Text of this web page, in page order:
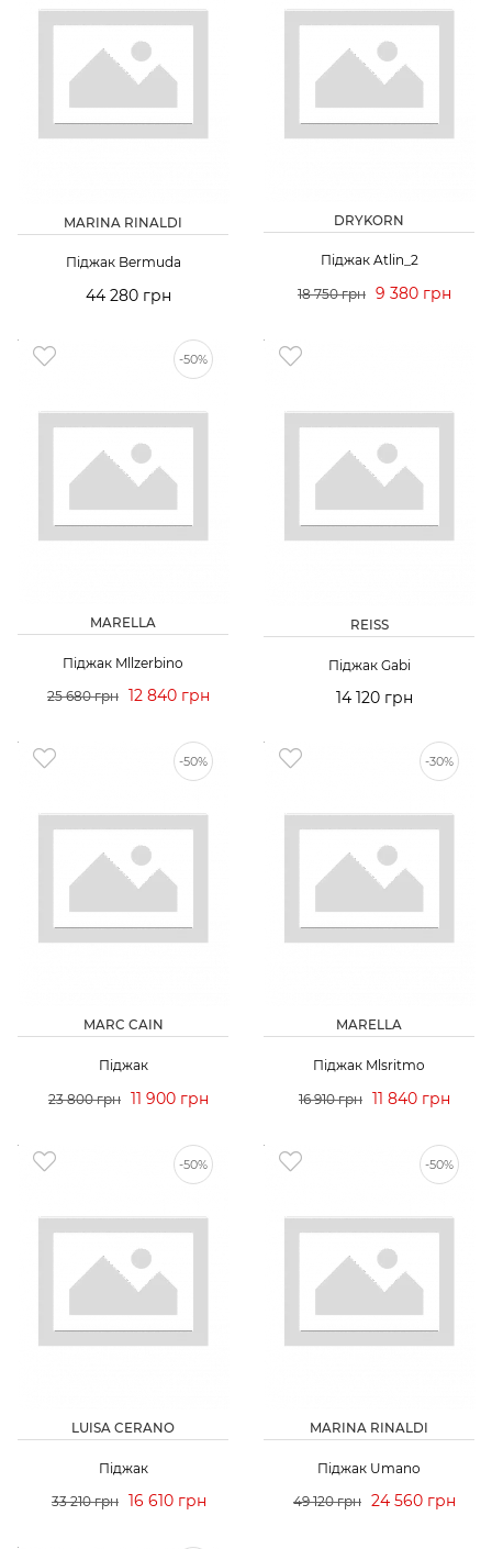
MARINA RINALDI
Піджак Bermuda
44 280 грн
DRYKORN
Піджак Atlin_2
18 750 грн 9 380 грн
-50%
MARELLA
Піджак Mllzerbino
25 680 грн 12 840 грн
REISS
Піджак Gabi
14 120 грн
-50%
MARC CAIN
Піджак
23 800 грн 11 900 грн
-30%
MARELLA
Піджак Mlsritmo
16 910 грн 11 840 грн
-50%
LUISA CERANO
Піджак
33 210 грн 16 610 грн
-50%
MARINA RINALDI
Піджак Umano
49 120 грн 24 560 грн